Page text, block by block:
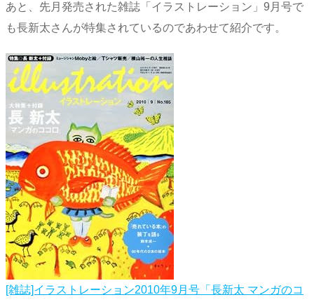
あと、先月発売された雑誌「イラストレーション」9月号で
も長新太さんが特集されているのであわせて紹介です。
[雑誌]イラストレーション2010年9月号「長新太 マンガのコ